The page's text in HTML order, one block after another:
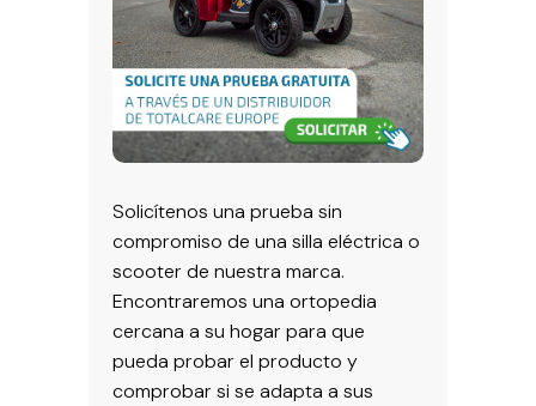
Solicítenos una prueba sin
compromiso de una silla eléctrica o
scooter de nuestra marca.
Encontraremos una ortopedia
cercana a su hogar para que
pueda probar el producto y
comprobar si se adapta a sus